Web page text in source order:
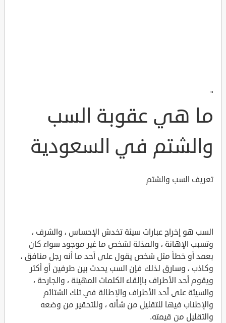
"
ما هي عقوبة السب
والشتم في السعودية
تعريف السب والشتم
السب هو إخراج عبارات سيئة تخدش الإحساس ، والشرف ،
وتسبب الإهانة ، والمذلة لشخص ما غير موجود سواء كان
بعمد أو خطأ مثل شخص يقول على أحد ما أنه رجل منافق ،
وكاذب ، وسارق لذلك فإن السب يحدث بين طرفين أو أكثر
ويقوم أحد الأطراف باإلقاء الكلمات المهينة ، والجارحة ،
والسيئة على أحد الأطراف والإطالة في تلك الشتائم
والإطناب فيها للتقليل من شأنه ، وللتحقير من وضعه
والتقليل من قيمته.